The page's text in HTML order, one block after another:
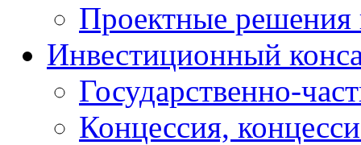
Проектные решения
Инвестиционный
Государственно-
Концессия,